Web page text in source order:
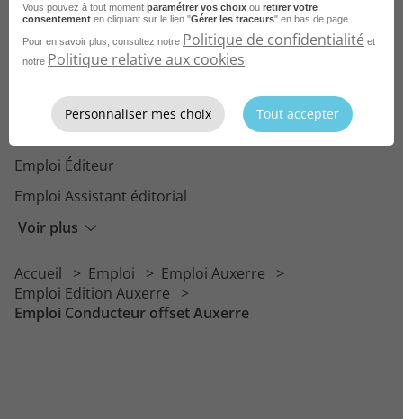
Voir plus
Emploi Imprimeur
Emploi Journaliste
Emploi Assistant d'édition
Emploi Rédacteur territorial
Emploi Attaché de presse
Emploi Éditeur
Emploi Assistant éditorial
Emploi Reprographe
Emploi Margeur
Accueil Emploi
Emploi Auxerre
Emploi Edition Auxerre
Emploi Conducteur offset Auxerre
Vous pouvez à tout moment paramétrer vos choix ou retirer votre
consentement en cliquant sur le lien "Gérer les traceurs" en bas de page.
Pour en savoir plus, consultez notre Politique de confidentialité et
notre Politique relative aux cookies
Personnaliser mes choix Tout accepter